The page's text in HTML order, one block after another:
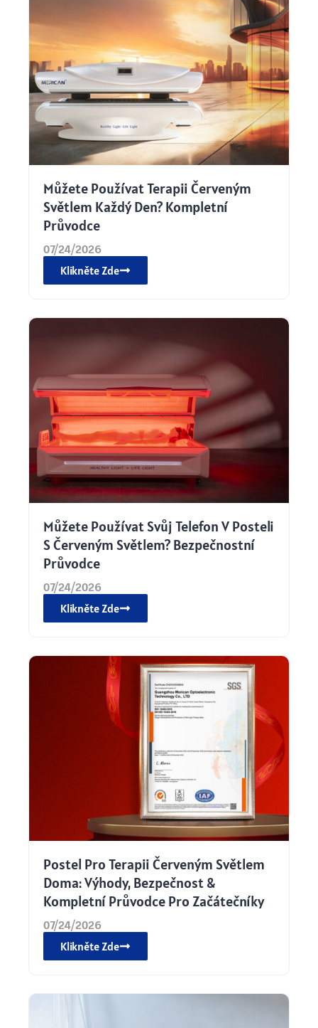
Můžete Používat Terapii Červeným
Světlem Každý Den? Kompletní
Průvodce
07/24/2026
Klikněte Zde
Můžete Používat Svůj Telefon V Posteli
S Červeným Světlem? Bezpečnostní
Průvodce
07/24/2026
Klikněte Zde
Postel Pro Terapii Červeným Světlem
Doma: Výhody, Bezpečnost &
Kompletní Průvodce Pro Začátečníky
07/24/2026
Klikněte Zde